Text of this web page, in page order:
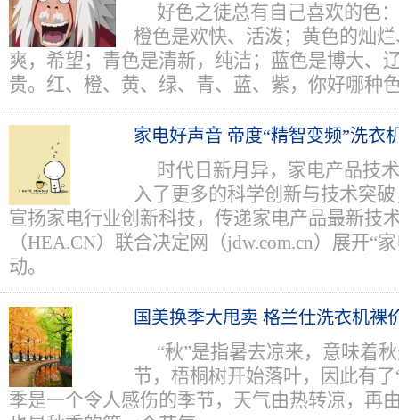
好色之徒总有自己喜欢的色
橙色是欢快、活泼；黄色的灿
爽，希望；青色是清新，纯洁；蓝色是博大、
贵。红、橙、黄、绿、青、蓝、紫，你好哪种
家电好声音 帝度“精智变频”洗衣
时代日新月异，家电产品技
入了更多的科学创新与技术突
宣扬家电行业创新科技，传递家电产品最新技
（HEA.CN）联合决定网（jdw.com.cn）展开“
动。
国美换季大甩卖 格兰仕洗衣机裸
“秋”是指暑去凉来，意味着
节，梧桐树开始落叶，因此有
季是一个令人感伤的季节，天气由热转凉，再